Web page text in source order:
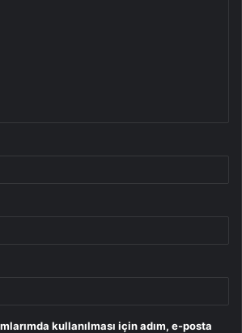
kullanılması için adım, e-posta